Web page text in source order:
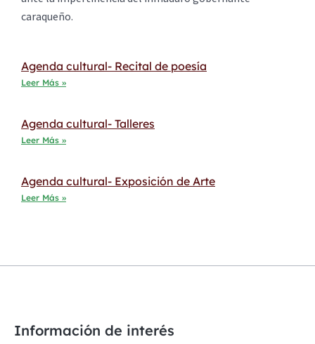
caraqueño.
Agenda cultural- Recital de poesía
Leer Más »
Agenda cultural- Talleres
Leer Más »
Agenda cultural- Exposición de Arte
Leer Más »
Información de interés